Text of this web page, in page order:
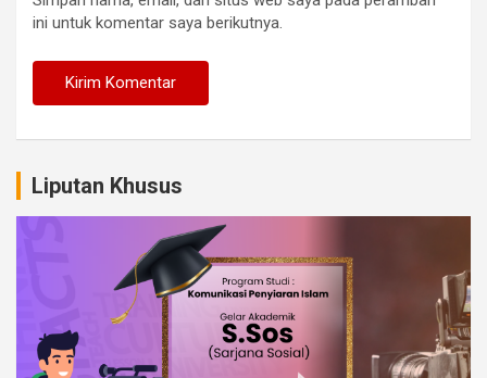
ini untuk komentar saya berikutnya.
Liputan Khusus